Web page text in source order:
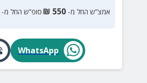
אמצ”ש החל מ- 550
₪ סופ”ש החל מ-
WhatsApp